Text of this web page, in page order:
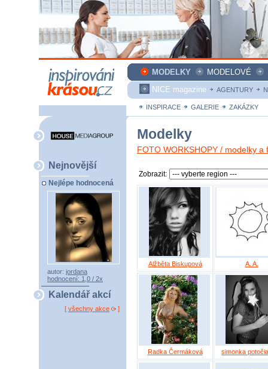
MODELKY MODELOVÉ
NICE magazine
AGENTURY
INSPIRACE GALERIE ZAKÁZKY
Nejnovější
Nejlépe hodnocená
autor: jordana
hodnocení: 1,0 / 2x
Kalendář akcí
[ všechny akce ]
Modelky
FOTO WORKSHOPY / modelky
Zobrazit:
Alžběta Biskupová A. A.
Radka Čermáková simonka